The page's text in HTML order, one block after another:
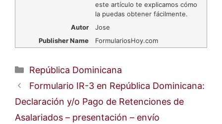
este artículo te explicamos cómo
la puedas obtener fácilmente.
Autor
Jose
Publisher Name
FormulariosHoy.com
Categorías
República Dominicana
Formulario IR-3 en República Dominicana:
Declaración y/o Pago de Retenciones de
Asalariados – presentación – envío